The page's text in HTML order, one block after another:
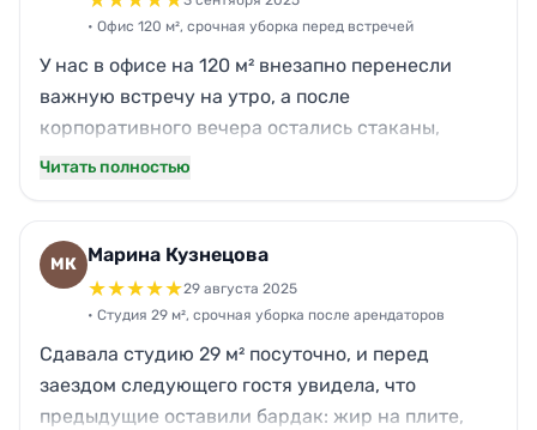
Очень вежливые и пунктуальные.
• Офис 120 м², срочная уборка перед встречей
У нас в офисе на 120 м² внезапно перенесли
важную встречу на утро, а после
корпоративного вечера остались стаканы,
крошки, липкий пол на кухне и следы на
без суеты. За 4 часа убрали кухню, привели в
порядок санузел, протерли все столы и технику,
стекло стало чистым без разводов. По цене
вышло адекватно, и общались спокойно, без
лишних вопросов.
Читать полностью
МК Марина Кузнецова
★★★★★29 августа 2025
• Студия 29 м², срочная уборка после арендаторов
Сдавала студию 29 м² посуточно, и перед
заездом следующего гостя увидела, что
предыдущие оставили бардак: жир на плите,